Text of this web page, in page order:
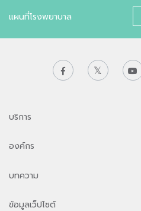
แผนที่โรงพยาบาล
บริการ
องค์กร
บทความ
ข้อมูลเว็ปไซต์